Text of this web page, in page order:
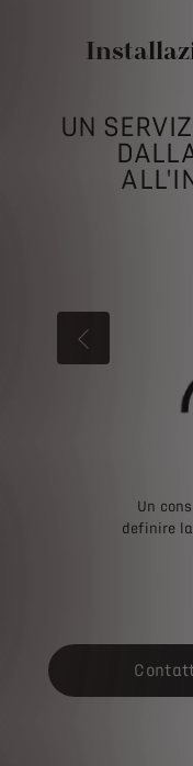
UN
PRECEDENTE
Un
definire